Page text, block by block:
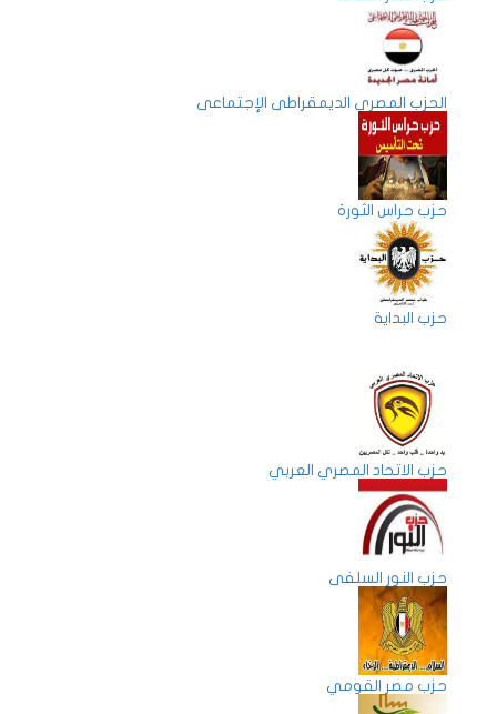
الحزب المصري الديمقراطى الإجتماعى
حزب حراس الثورة
حزب البداية
حزب الاتحاد المصري العربي
حزب النور السلفى
حزب مصر القومي